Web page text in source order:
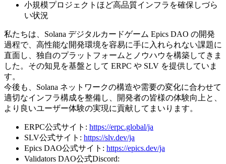
小規模プロジェクトほど高品質インフラを確保しづら
い状況
私たちは、Solana デジタルカードゲーム Epics DAO の開発
過程で、高性能な開発環境を容易に手に入れられない課題に
直面し、独自のプラットフォームとノウハウを構築してきま
した。その知見を基盤として ERPC や SLV を提供していま
す。
今後も、Solana ネットワークの構造や需要の変化に合わせて
適切なインフラ構成を整備し、開発者の皆様の体験向上と、
より良いユーザー体験の実現に貢献してまいります。
ERPC公式サイト: https://erpc.global/ja
SLV公式サイト: https://slv.dev/ja
Epics DAO公式サイト: https://epics.dev/ja
Validators DAO公式Discord: